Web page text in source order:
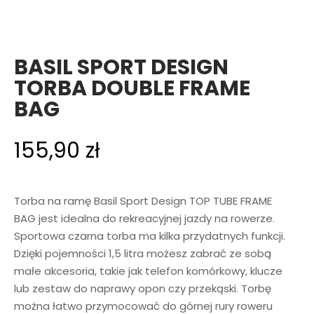
BASIL SPORT DESIGN
TORBA DOUBLE FRAME
BAG
155,90 zł
Torba na ramę Basil Sport Design TOP TUBE FRAME
BAG jest idealna do rekreacyjnej jazdy na rowerze.
Sportowa czarna torba ma kilka przydatnych funkcji.
Dzięki pojemności 1,5 litra możesz zabrać ze sobą
małe akcesoria, takie jak telefon komórkowy, klucze
lub zestaw do naprawy opon czy przekąski. Torbę
można łatwo przymocować do górnej rury roweru